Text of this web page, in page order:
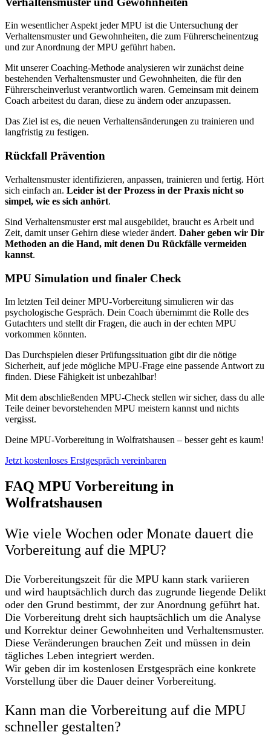
Ein wesentlicher Aspekt jeder MPU ist die Untersuchung der
Verhaltensmuster und Gewohnheiten, die zum Führerscheinentzug
und zur Anordnung der MPU geführt haben.
Mit unserer Coaching-Methode analysieren wir zunächst deine
bestehenden Verhaltensmuster und Gewohnheiten, die für den
Führerscheinverlust verantwortlich waren. Gemeinsam mit deinem
Coach arbeitest du daran, diese zu ändern oder anzupassen.
Das Ziel ist es, die neuen Verhaltensänderungen zu trainieren und
langfristig zu festigen.
Rückfall Prävention
Verhaltensmuster identifizieren, anpassen, trainieren und fertig. Hört
sich einfach an. Leider ist der Prozess in der Praxis nicht so
simpel, wie es sich anhört.
Sind Verhaltensmuster erst mal ausgebildet, braucht es Arbeit und
Zeit, damit unser Gehirn diese wieder ändert. Daher geben wir Dir
Methoden an die Hand, mit denen Du Rückfälle vermeiden
kannst.
MPU Simulation und finaler Check
Im letzten Teil deiner MPU-Vorbereitung simulieren wir das
psychologische Gespräch. Dein Coach übernimmt die Rolle des
Gutachters und stellt dir Fragen, die auch in der echten MPU
vorkommen könnten.
Das Durchspielen dieser Prüfungssituation gibt dir die nötige
Sicherheit, auf jede mögliche MPU-Frage eine passende Antwort zu
finden. Diese Fähigkeit ist unbezahlbar!
Mit dem abschließenden MPU-Check stellen wir sicher, dass du alle
Teile deiner bevorstehenden MPU meistern kannst und nichts
vergisst.
Deine MPU-Vorbereitung in Wolfratshausen – besser geht es kaum!
Jetzt kostenloses Erstgespräch vereinbaren
FAQ MPU Vorbereitung in
Wolfratshausen
Wie viele Wochen oder Monate dauert die
Vorbereitung auf die MPU?
Die Vorbereitungszeit für die MPU kann stark variieren
und wird hauptsächlich durch das zugrunde liegende Delikt
oder den Grund bestimmt, der zur Anordnung geführt hat.
Die Vorbereitung dreht sich hauptsächlich um die Analyse
und Korrektur deiner Gewohnheiten und Verhaltensmuster.
Diese Veränderungen brauchen Zeit und müssen in dein
tägliches Leben integriert werden.
Wir geben dir im kostenlosen Erstgespräch eine konkrete
Vorstellung über die Dauer deiner Vorbereitung.
Kann man die Vorbereitung auf die MPU
schneller gestalten?